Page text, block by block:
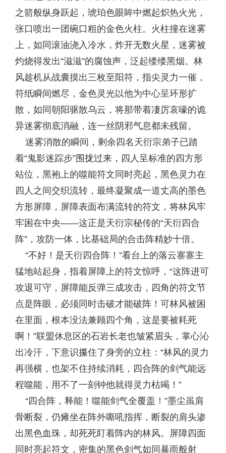
之箭般纵身跃起，琥珀色眼眸中燃起炽热火光，
张口喷出一团碗口粗的金色火柱。火柱撞在迷雾
上，如同滚油浇入冷水，炸开无数火星，迷雾被
灼烧得发出“滋滋”的腐蚀声，泛起缕缕黑烟。林
风趁机从战囊摸出三枚至阳符，指尖灵力一催，
符纸瞬间燃尽，金色灵光以他为中心呈环形扩
散，如同朝阳驱散乌云，将那带着凄厉哀嚎的诡
异迷雾彻底消融，连一丝阴邪气息都未残留。
迷雾消散的瞬间，剩余四名天衍宗弟子已踏
着“鬼影迷踪步”围拢过来，四人呈标准的四方形
站位，黑袍上的噬能符文同时亮起，黑色灵力在
四人之间交织流转，最终凝聚成一道丈高的墨色
方形屏障，屏障表面布满流转的符文，将林风牢
牢困在中央——这正是天衍宗秘传的“天衍四合
阵”，攻防一体，比基础局的合击阵精妙十倍。
“不好！是天衍四合阵！”看台上的落云寨寨主
猛地站起身，指着屏障上的符文惊呼，“这阵进可
攻退可守，屏障能反弹三成攻击，四角的符文节
点是阵眼，必须同时击破才能破阵！可林风被困
在里面，根本没法兼顾四个角，这是要被耗死
啊！”联盟休息区的石岩长老也皱紧眉头，掌心沁
出冷汗，下意识攥住了身旁的立柱：“林风的灵力
再强横，也架不住持续消耗，四合阵的剑气能远
程噬能，用不了一刻钟他就得灵力枯竭！”
“四合阵，释能！噬能剑气全覆盖！”墨尘虽肩
骨断裂，仍瘫坐在阵外嘶吼指挥，断裂的肩头渗
出黑色血珠，却死死盯着阵内的林风。屏障四面
同时亮起符文，密集的黑色剑气如同暴雨般射